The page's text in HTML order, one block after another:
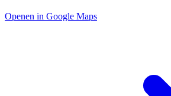
Openen in Google Maps